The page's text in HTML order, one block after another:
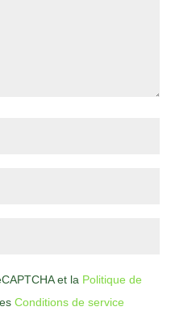
et la Politique de
Conditions de service